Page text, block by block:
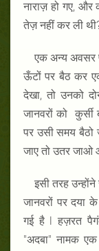
नाराज़ हो गए,
तेज़ नहीं कर ली
एक अन्य अवसर
ऊँटों पर बैठ कर
देखा, तो उनको
जानवरों को कुर्सी
पर उसी समय
जाए तो उतर
इसी तरह
जानवरों पर दया
गई है l हज़रत
"अदबा" नामक